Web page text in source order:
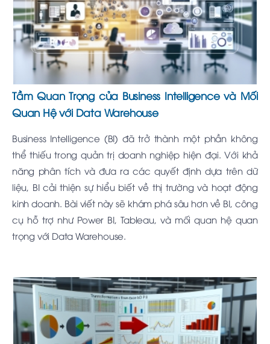
Tầm Quan Trọng của Business Intelligence và Mối
Quan Hệ với Data Warehouse
Business Intelligence (BI) đã trở thành một phần không
thể thiếu trong quản trị doanh nghiệp hiện đại. Với khả
năng phân tích và đưa ra các quyết định dựa trên dữ
liệu, BI cải thiện sự hiểu biết về thị trường và hoạt động
kinh doanh. Bài viết này sẽ khám phá sâu hơn về BI, công
cụ hỗ trợ như Power BI, Tableau, và mối quan hệ quan
trọng với Data Warehouse.